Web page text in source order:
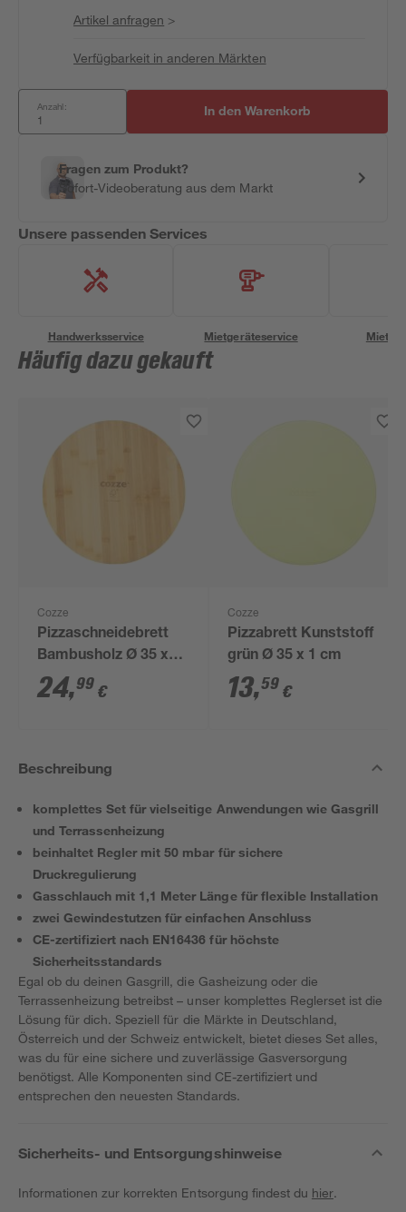
Artikel anfragen >
Verfügbarkeit in anderen Märkten
Anzahl: In den Warenkorb
Fragen zum Produkt?
Sofort-Videoberatung aus dem Markt
Unsere passenden Services
Handwerksservice Mietgeräteservice
Häufig dazu gekauft
Cozze
Pizzaschneidebrett
Bambusholz Ø 35 x
1,2 cm
24,99 €
Cozze
Pizzabrett Kunststoff
grün Ø 35 x 1 cm
13,59 €
Beschreibung
komplettes Set für vielseitige Anwendungen wie Gasgrill
und Terrassenheizung
beinhaltet Regler mit 50 mbar für sichere
Druckregulierung
Gasschlauch mit 1,1 Meter Länge für flexible Installation
zwei Gewindestutzen für einfachen Anschluss
CE-zertifiziert nach EN16436 für höchste
Sicherheitsstandards
Egal ob du deinen Gasgrill, die Gasheizung oder die
Terrassenheizung betreibst – unser komplettes Reglerset ist die
Lösung für dich. Speziell für die Märkte in Deutschland,
Österreich und der Schweiz entwickelt, bietet dieses Set alles,
was du für eine sichere und zuverlässige Gasversorgung
benötigst. Alle Komponenten sind CE-zertifiziert und
entsprechen den neuesten Standards.
Sicherheits- und Entsorgungshinweise
Informationen zur korrekten Entsorgung findest du hier.